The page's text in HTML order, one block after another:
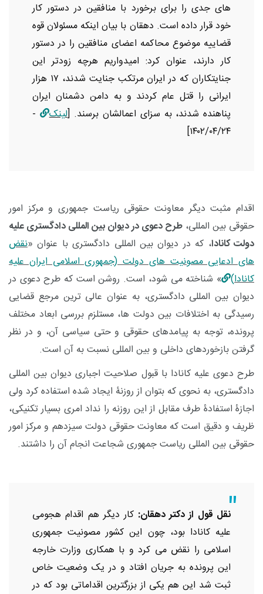
های جدی را برای برخورد با منافقین در دستور کار
خود قرار داده است. دهقان با بیان اینکه مسئولان قوه
قضاییه موضوع محاکمه اعضای منافقین را در دستور
کار دارند، عنوان کرد: امیدواریم هرچه زودتر این
جنایتکاران که در ایران مرتکب جنایت شدند، ۱۷ هزار
ایرانی را قتل عام کردند و به دامن دشمنان ایران
پناهنده شدند، به سزای اعمالشان برسند.
[لینک
-
۱۴۰۲/۰۴/۲۴]
اقدام مثبت دیگر معاونت حقوقی ریاست جمهوری و مرکز امور
حقوقی بین المللی، طرح دعوی در دیوان بین المللی دادگستری علیه
دولت کانادا، که در دیوان بین المللی دادگستری با عنوان «نقض
های ادعایی مصونیت های دولت (جمهوری اسلامی ایران علیه
کانادا) » شناخته می شود، است. روشن است که طرح دعوی در
دیوان بین المللی دادگستری، به عنوان عالی ترین مرجع قضایی
رسیدگی به اختلافات بین دولت ها، مستلزم بررسی ابعاد مختلف
پرونده، توجه به پیامدهای حقوقی و حتی سیاسی آن، و در نظر
گرفتن بازخوردهای داخلی و بین المللی نسبت به آن است.
طرح دعوی علیه کانادا با قبول صلاحیت اجباری دیوان بین المللی
دادگستری، به نحوی که بتوان از روزنۀ ایجاد شده استفاده کرد ولی
اجازۀ استفادۀ طرف مقابل از این روزنه را نداد امری بسیار تکنیکی،
ظریف و دقیق است که معاونت حقوقی دولت سیزدهم و مرکز امور
حقوقی بین المللی ریاست جمهوری شجاعت انجام آن را داشتند.
نقل قول از دکتر دهقان: کار دیگر هم اقدام هجومی
علیه کانادا بود، چون این کشور مصونیت جمهوری
اسلامی را نقض می کرد و با همکاری وزارت خارجه
این پرونده به جریان افتاد و در یک وضعیت خاص
ثبت شد این هم یکی از بزرگترین اقداماتی بود که در